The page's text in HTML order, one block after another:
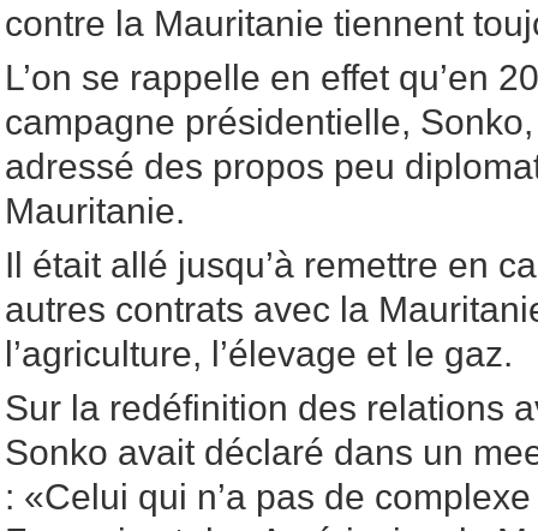
contre la Mauritanie tiennent
L’on se rappelle en effet qu’en
campagne présidentielle,
adressé des propos peu
Mauritanie.
Il était allé jusqu’à remettre en
autres contrats avec la
l’agriculture, l’élevage et le gaz.
Sur la redéfinition des relations
Sonko avait déclaré dans un
: «Celui qui n’a pas de